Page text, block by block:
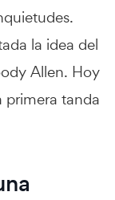
la idea del
Allen. Hoy
primera tanda